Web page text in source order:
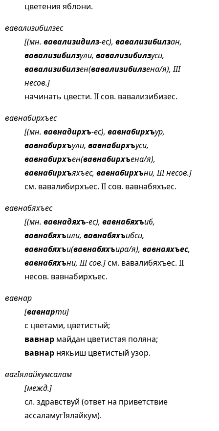
цветения яблони.
вавализибилзес
[(мн. вавализидилз-ес), вавализибилзан,
вавализибилзули, вавализибилзуси,
вавализибилзен(вавализибилзена/я), III
несов.]
начинать цвести. II сов. вавализибизес.
вавнабирхъес
[(мн. вавнадирхъ-ес), вавнабирхъур,
вавнабирхъули, вавнабирхъуси,
вавнабирхъен(вавнабирхъена/я),
вавнабирхъяхъес, вавнабирхъни, III несов.]
см. вавалибирхъес. II сов. вавнабяхъес.
вавнабяхъес
[(мн. вавнадяхъ-ес), вавнабяхъиб,
вавнабяхъили, вавнабяхъибси,
вавнабяхъи(вавнабяхъира/я), вавнаяхъес,
вавнабяхъни, III сов.]см. вавалибяхъес. II
несов. вавнабирхъес.
вавнар
[вавнарти]
с цветами, цветистый;
вавнар майдан цветистая поляна;
вавнар някьиш цветистый узор.
вагIялайкумсалам
[межд.]
сл. здравствуй (ответ на приветствие
ассаламугIялайкум).